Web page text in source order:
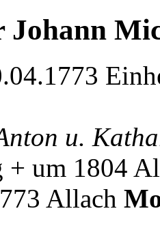
Johann
u.
um 1804
Allach